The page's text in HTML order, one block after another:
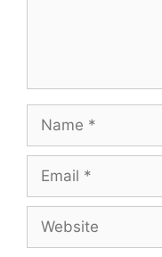
Name
Email
Website